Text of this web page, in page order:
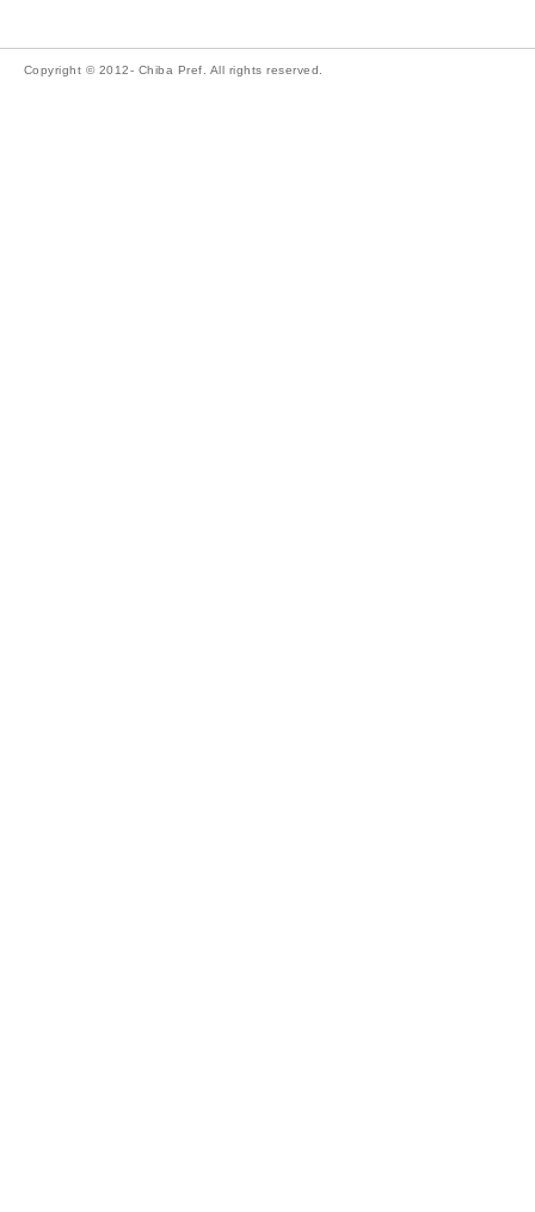
Copyright © 2012- Chiba Pref. All rights reserved.